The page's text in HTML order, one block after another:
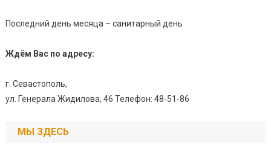
Последний день месяца – санитарный день
Ждём Вас по адресу:
г. Севастополь,
ул. Генерала Жидилова, 46 Телефон: 48-51-86
МЫ ЗДЕСЬ